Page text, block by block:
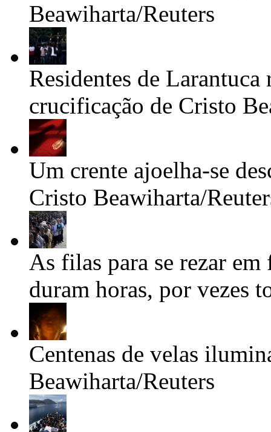
Beawiharta/Reuters
Residentes de
crucificação de Cristo
Um crente ajoelha-se
Cristo Beawiharta/
As filas para se rezar
duram horas, por vezes
Centenas de velas
Beawiharta/Reuters